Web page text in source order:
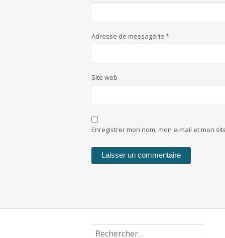
Adresse de messagerie *
Site web
Enregistrer mon nom, mon e-mail et mon
Rechercher :